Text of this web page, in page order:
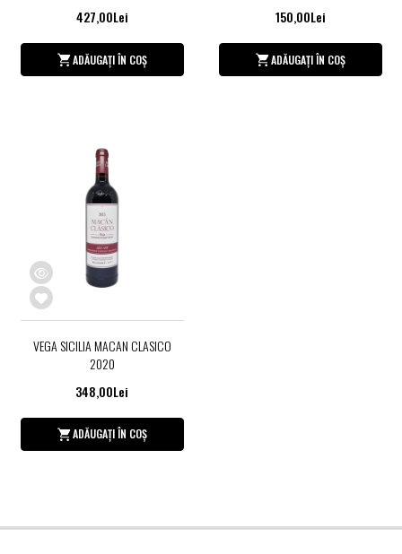
427,00Lei
ADĂUGAȚI ÎN COȘ
150,00Lei
ADĂUGAȚI ÎN COȘ
VEGA SICILIA MACAN CLASICO
2020
348,00Lei
ADĂUGAȚI ÎN COȘ